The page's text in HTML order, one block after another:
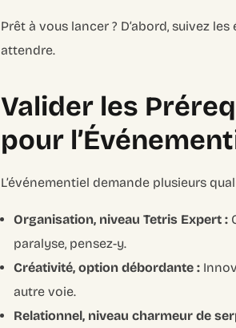
Prêt à vous lancer ? D’abord, suivez
attendre.
Valider les
pour
L’événementiel demande plusieurs
Organisation, niveau Tetris Expert :
paralyse, pensez-y.
Créativité, option débordante :
autre voie.
Relationnel, niveau charmeur de